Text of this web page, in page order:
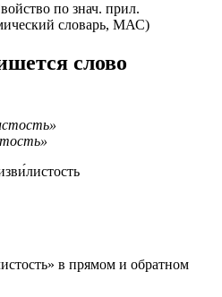
по знач. прил.
словарь, МАС)
слово
в прямом и обратном